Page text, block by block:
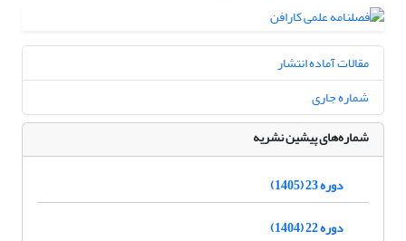
مقالات آماده انتشار
شماره جاری
شماره‌های پیشین نشریه
دوره 23 (1405)
دوره 22 (1404)